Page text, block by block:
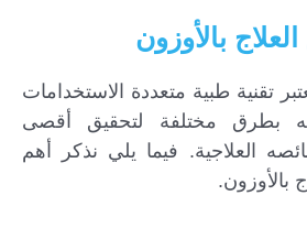
بالأوزون
تقنية طبية متعددة الاستخدامات
بطرق مختلفة لتحقيق أقصى
العلاجية. فيما يلي نذكر أهم
بالأوزون.